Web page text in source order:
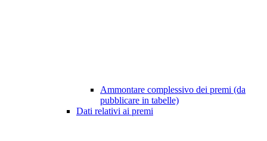
Ammontare complessivo dei premi (da
pubblicare in tabelle)
Dati relativi ai premi